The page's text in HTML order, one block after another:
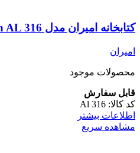
کتابخانه امیران مدل Amiran AL 316
امیران
محصولات موجود
قابل سفارش
کد کالا: Al 316
اطلاعات بیشتر
مشاهده سریع